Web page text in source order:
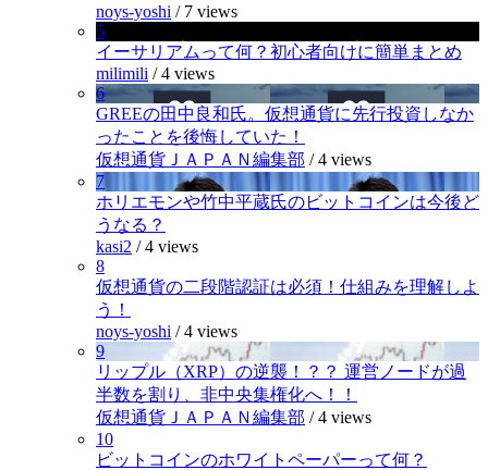
noys-yoshi / 7 views
5
イーサリアムって何？初心者向けに簡単まとめ
milimili /4 views
6
GREEの田中良和氏。仮想通貨に先行投資しなか
ったことを後悔していた！
仮想通貨ＪＡＰＡＮ編集部 /4 views
7
ホリエモンや竹中平蔵氏のビットコインは今後ど
うなる？
kasi2 /4 views
8
仮想通貨の二段階認証は必須！仕組みを理解しよ
う！
noys-yoshi /4 views
9
リップル（XRP）の逆襲！？？ 運営ノードが過
半数を割り、非中央集権化へ！！
仮想通貨ＪＡＰＡＮ編集部 /4 views
10
ビットコインのホワイトペーパーって何？